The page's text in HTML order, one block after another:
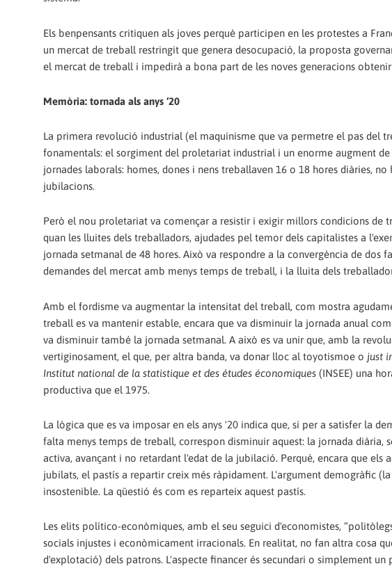
Els benpensants critiquen als joves perquè participen en les protestes a
un mercat de treball restringit que genera desocupació, la proposta
el mercat de treball i impedirà a bona part de les noves generacions
Memòria: tornada als anys ‘20
La primera revolució industrial (el maquinisme que va permetre el pas del
fonamentals: el sorgiment del proletariat industrial i un enorme augment
jornades laborals: homes, dones i nens treballaven 16 o 18 hores diàries,
jubilacions.
Però el nou proletariat va començar a resistir i exigir millors condicions de
quan les lluites dels treballadors, ajudades pel temor dels capitalistes a
jornada setmanal de 48 hores. Això va respondre a la convergència de
demandes del mercat amb menys temps de treball, i la lluita dels
Amb el fordisme va augmentar la intensitat del treball, com mostra
treball es va mantenir estable, encara que va disminuir la jornada anual
va disminuir també la jornada setmanal. A això es va unir que, amb la
vertiginosament, el que, per altra banda, va donar lloc al toyotismoe o just
Institut national de la statistique et des études économiques (INSEE) una
productiva que el 1975.
La lògica que es va imposar en els anys '20 indica que, si per a satisfer la
falta menys temps de treball, correspon disminuir aquest: la jornada
activa, avançant i no retardant l'edat de la jubilació. Perquè, encara que
jubilats, el pastís a repartir creix més ràpidament. L'argument demogràfic
insostenible. La qüestió és com es reparteix aquest pastís.
Les elits político-econòmiques, amb el seu seguici d'economistes,
socials injustes i econòmicament irracionals. En realitat, no fan altra cosa
d'explotació) dels patrons. L'aspecte financer és secundari o simplement un